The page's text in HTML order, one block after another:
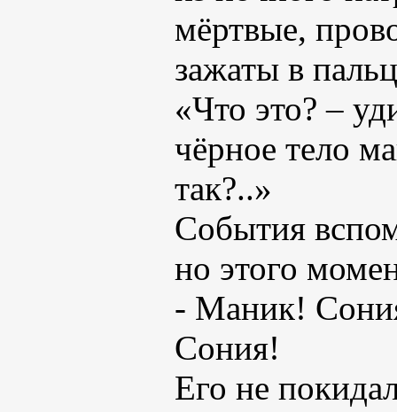
мёртвые,
зажаты в
«Что это? –
чёрное тело
так?..»
События
но этого
- Маник!
Сония!
Его не